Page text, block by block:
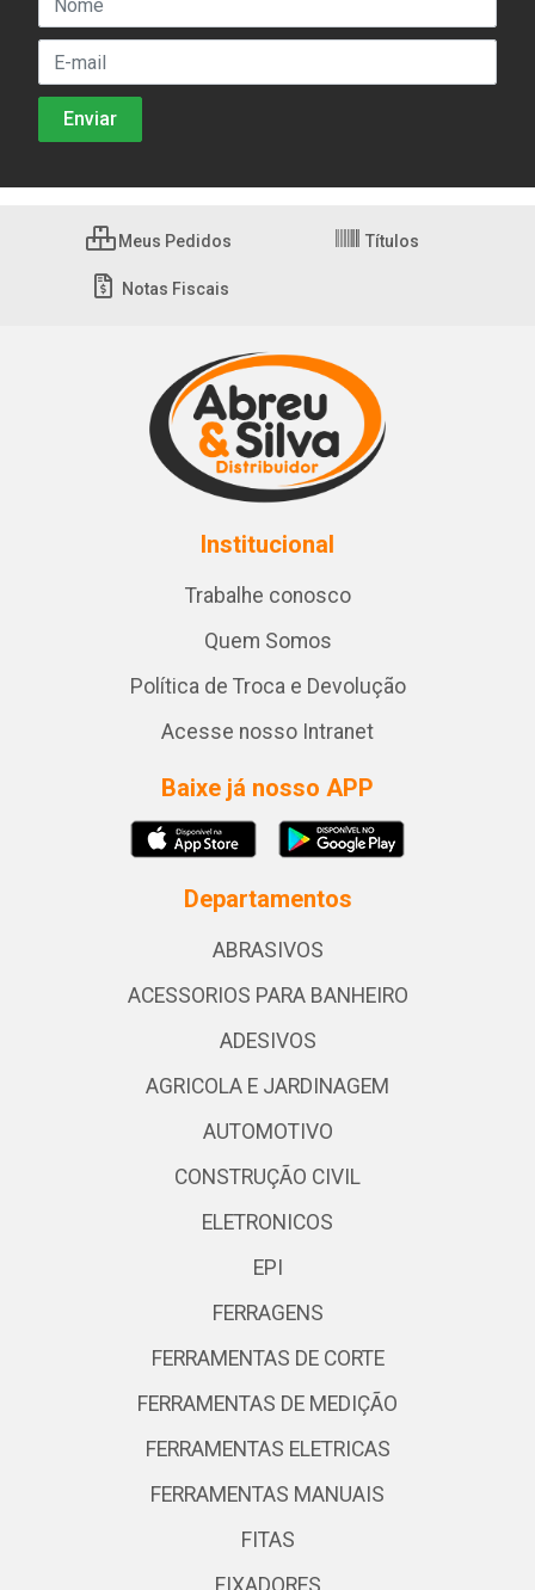
Meus Pedidos Títulos
Notas Fiscais
Institucional
Trabalhe conosco
Quem Somos
Política de Troca e Devolução
Acesse nosso Intranet
Baixe já nosso APP
Departamentos
ABRASIVOS
ACESSORIOS PARA BANHEIRO
ADESIVOS
AGRICOLA E JARDINAGEM
AUTOMOTIVO
CONSTRUÇÃO CIVIL
ELETRONICOS
EPI
FERRAGENS
FERRAMENTAS DE CORTE
FERRAMENTAS DE MEDIÇÃO
FERRAMENTAS ELETRICAS
FERRAMENTAS MANUAIS
FITAS
FIXADORES